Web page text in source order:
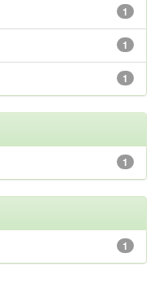
1
1
1
1
1